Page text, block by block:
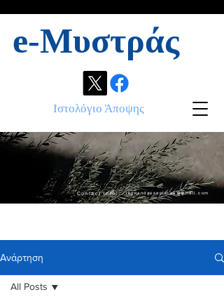
e-Μυστράς
Ιστολόγιο Άποψης
Contact info: ikonandassociates@gmail.com
Ανάρτηση
All Posts